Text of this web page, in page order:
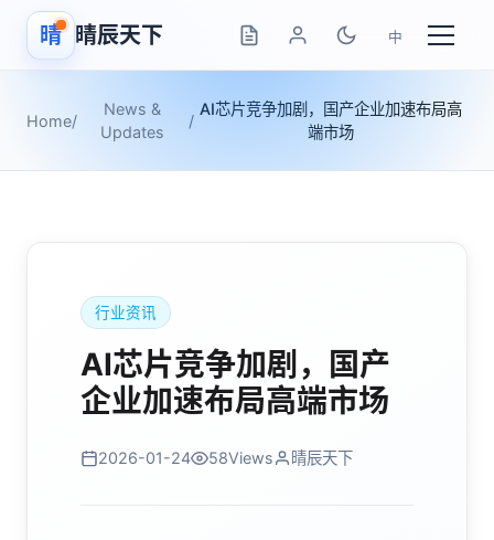
晴 晴辰天下 中
Home/
News &
Updates
/
AI芯片竞争加剧，国产企业加速布局高
端市场
行业资讯
AI芯片竞争加剧，国产
企业加速布局高端市场
2026-01-24 58Views 晴辰天下